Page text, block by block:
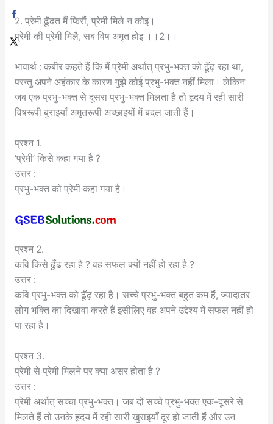
2. प्रेमी ढूँढत मैं फिरौं, प्रेमी मिले न कोइ।
प्रेमी की प्रेमी मिलै, सब विष अमृत होइ ।।2।।
भावार्थ : कबीर कहते हैं कि मैं प्रेमी अर्थात् प्रभु-भक्त को ढूँढ़ रहा था,
परन्तु अपने अहंकार के कारण गुझे कोई प्रभु-भक्त नहीं मिला। लेकिन
जब एक प्रभु-भक्त से दूसरा प्रभु-भक्त मिलता है तो हृदय में रही सारी
विषरूपी बुराइयाँ अमृतरूपी अच्छाइयों में बदल जाती हैं।
प्रश्न 1.
‘प्रेमी’ किसे कहा गया है ?
उत्तर :
प्रभु-भक्त को प्रेमी कहा गया है।
प्रश्न 2.
कवि किसे ढूँढ रहा है ? वह सफल क्यों नहीं हो रहा है ?
उत्तर :
कवि प्रभु-भक्त को ढूँढ़ रहा है। सच्चे प्रभु-भक्त बहुत कम हैं, ज्यादातर
लोग भक्ति का दिखावा करते हैं इसीलिए वह अपने उद्देश्य में सफल नहीं हो
पा रहा है।
प्रश्न 3.
प्रेमी से प्रेमी मिलने पर क्या असर होता है ?
उत्तर :
प्रेमी अर्थात् सच्चा प्रभु-भक्त। जब दो सच्चे प्रभु-भक्त एक-दूसरे से
मिलते हैं तो उनके हृदय में रही सारी खुराइयाँ दूर हो जाती हैं और उन